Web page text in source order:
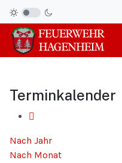
Terminkalender
Nach Jahr
Nach Monat